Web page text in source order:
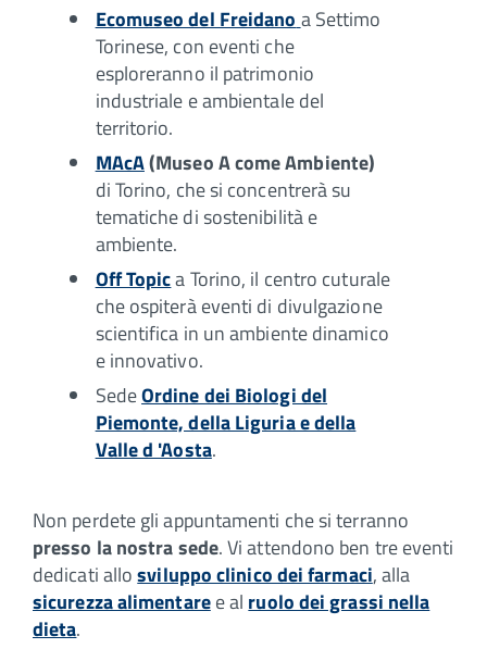
Ecomuseo del Freidano a Settimo
Torinese, con eventi che
esploreranno il patrimonio
industriale e ambientale del
territorio.
MAcA(Museo A come Ambiente)
di Torino, che si concentrerà su
tematiche di sostenibilità e
ambiente.
Off Topica Torino, il centro cuturale
che ospiterà eventi di divulgazione
scientifica in un ambiente dinamico
e innovativo.
SedeOrdine dei Biologi del
Piemonte, della Liguria e della
Valle d 'Aosta.
Non perdete gli appuntamenti che si terranno
presso la nostra sede. Vi attendono ben tre eventi
dedicati allosviluppo clinico dei farmaci, alla
sicurezza alimentaree al ruolo dei grassi nella
dieta.